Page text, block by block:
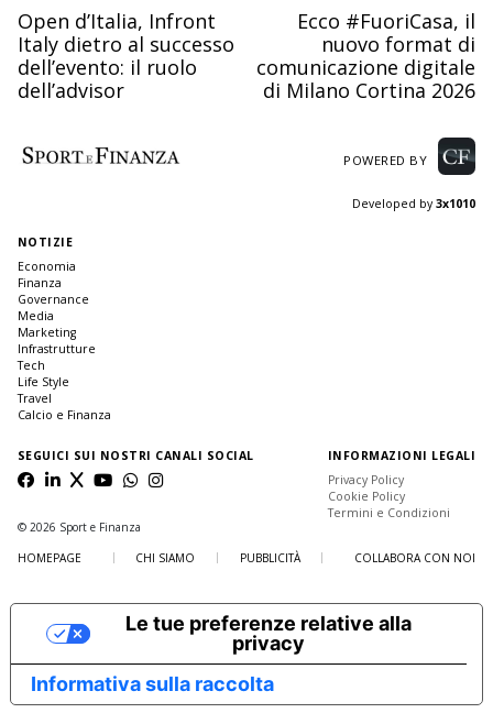
Open d’Italia, Infront
Italy dietro al successo
dell’evento: il ruolo
dell’advisor
Ecco #FuoriCasa, il
nuovo format di
comunicazione digitale
di Milano Cortina 2026
POWERED BY
Developed by3x1010
NOTIZIE
Economia
Finanza
Governance
Media
Marketing
Infrastrutture
Tech
Life Style
Travel
Calcio e Finanza
SEGUICI SUI NOSTRI CANALI SOCIAL
INFORMAZIONI LEGALI
Privacy Policy
Cookie Policy
Termini e Condizioni
© 2026 Sport e Finanza
HOMEPAGE
CHI SIAMO PUBBLICITÀ COLLABORA CON NOI
Informativa sulla raccolta
Le tue preferenze relative alla
privacy